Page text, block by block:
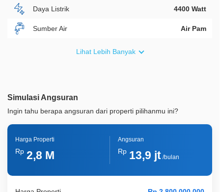
Daya Listrik 4400 Watt
Sumber Air Air Pam
ID Properti
Lainnya Kolam Renang Pribadi
Lihat Lebih Banyak
Simulasi Angsuran
Ingin tahu berapa angsuran dari properti pilihanmu ini?
Harga Properti
Rp 2,8 M
Angsuran
Rp 13,9 jt/bulan